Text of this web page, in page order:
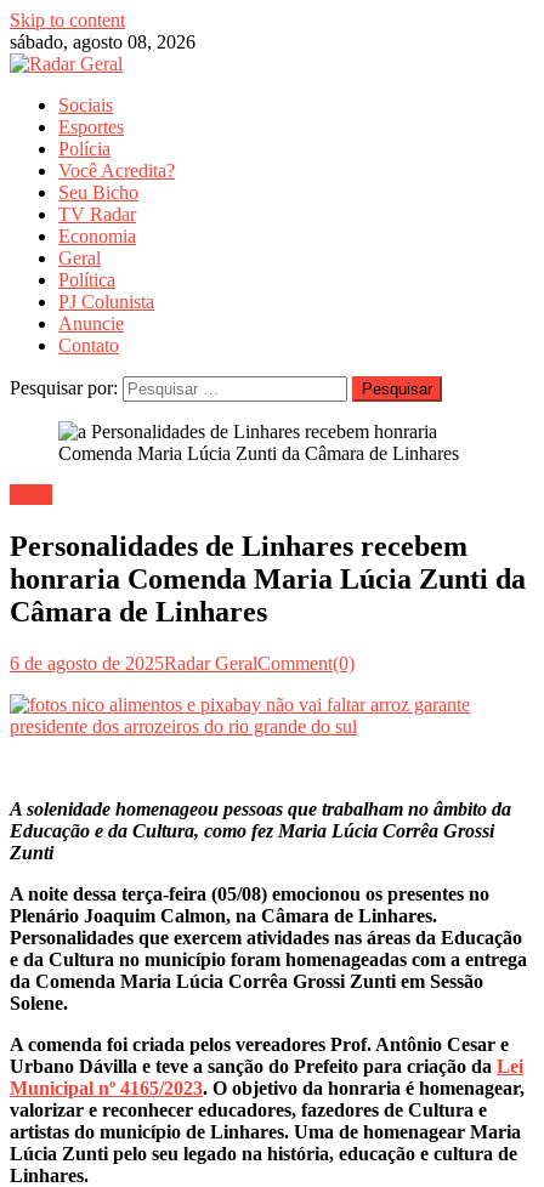
Skip to content
sábado, agosto 08, 2026
Sociais
Esportes
Polícia
Você Acredita?
Seu Bicho
TV Radar
Economia
Geral
Política
PJ Colunista
Anuncie
Contato
Pesquisar por:
Personalidades de Linhares recebem
honraria Comenda Maria Lúcia Zunti da
Câmara de Linhares
6 de agosto de 2025Radar GeralComment(0)
A solenidade homenageou pessoas que trabalham no âmbito da
Educação e da Cultura, como fez Maria Lúcia Corrêa Grossi
Zunti
A noite dessa terça-feira (05/08) emocionou os presentes no
Plenário Joaquim Calmon, na Câmara de Linhares.
Personalidades que exercem atividades nas áreas da Educação
e da Cultura no município foram homenageadas com a entrega
da Comenda Maria Lúcia Corrêa Grossi Zunti em Sessão
Solene.
A comenda foi criada pelos vereadores Prof. Antônio Cesar e
Urbano Dávilla e teve a sanção do Prefeito para criação da Lei
Municipal nº 4165/2023. O objetivo da honraria é homenagear,
valorizar e reconhecer educadores, fazedores de Cultura e
artistas do município de Linhares. Uma de homenagear Maria
Lúcia Zunti pelo seu legado na história, educação e cultura de
Linhares.